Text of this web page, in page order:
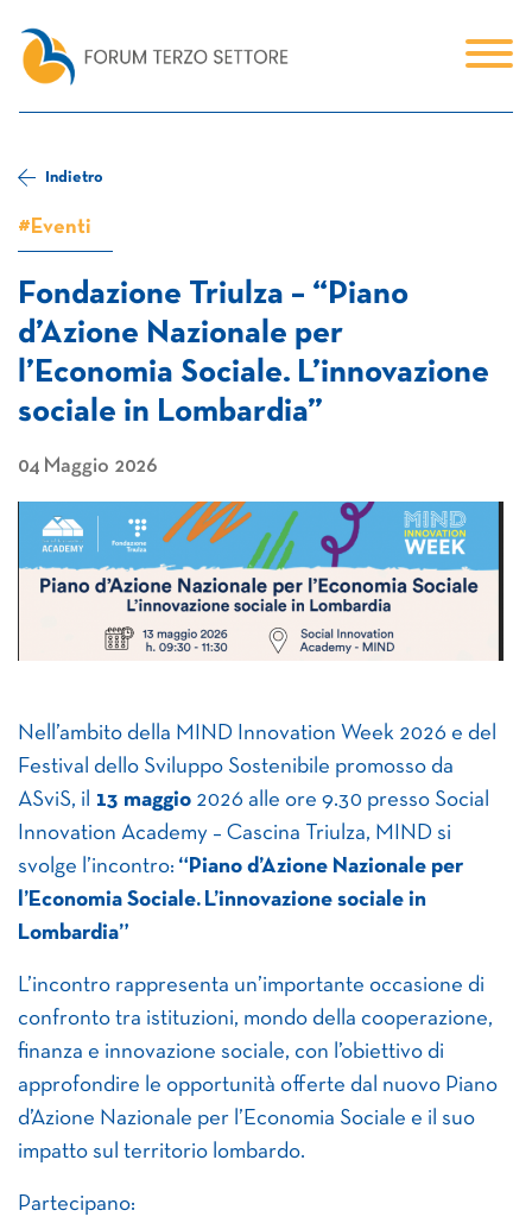
Indietro
#Eventi
Fondazione Triulza – “Piano
d’Azione Nazionale per
l’Economia Sociale. L’innovazione
sociale in Lombardia”
04 Maggio 2026
Nell’ambito della MIND Innovation Week 2026 e del
Festival dello Sviluppo Sostenibile promosso da
ASviS, il
13 maggio 2026 alle ore 9.30 presso Social
Innovation Academy – Cascina Triulza, MIND si
svolge l’incontro: “Piano d’Azione Nazionale per
l’Economia Sociale. L’innovazione sociale in
Lombardia”
L’incontro rappresenta un’importante occasione di
confronto tra istituzioni, mondo della cooperazione,
finanza e innovazione sociale, con l’obiettivo di
approfondire le opportunità offerte dal nuovo Piano
d’Azione Nazionale per l’Economia Sociale e il suo
impatto sul territorio lombardo.
Partecipano: